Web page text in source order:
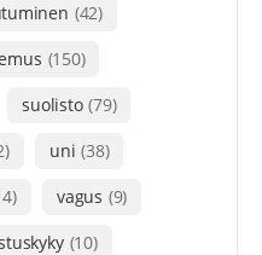
(42)
(150)
suolisto (79)
uni (38)
vagus (9)
(10)